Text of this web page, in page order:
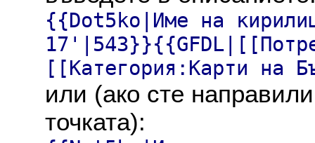
{{Dot5ko|Име на
[[Категория:Карти на
или (ако сте
точката):